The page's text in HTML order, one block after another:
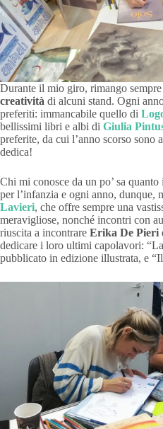
Durante il mio giro, rimango sempre
creatività di alcuni stand. Ogni
preferiti: immancabile quello di
bellissimi libri e albi di Giulia
preferite, da cui l’anno scorso sono
dedica!
Chi mi conosce da un po’ sa
per l’infanzia e ogni anno, dunque,
Lavieri, che offre sempre una
meravigliose, nonché incontri con
riuscita a incontrare Erika De Pieri
dedicare i loro ultimi capolavori:
pubblicato in edizione illustrata, e